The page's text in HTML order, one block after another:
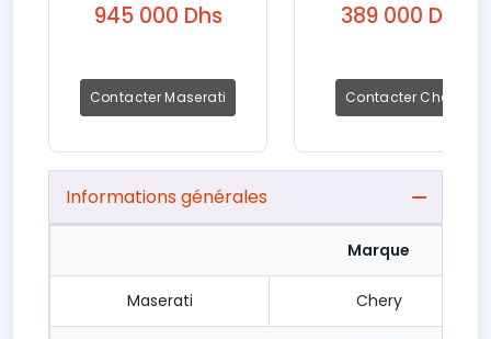
945 000 Dhs
Contacter Maserati
389 000 Dhs
Contacter Chery
Informations générales
Marque
Maserati Chery